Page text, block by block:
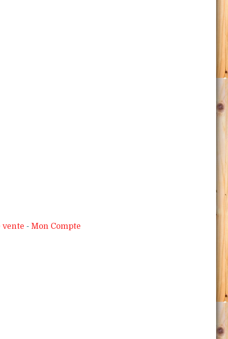
vente Mon Compte